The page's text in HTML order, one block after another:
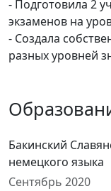
- Подготовила 2
экзаменов на
- Создала
разных уровней
Бакинский
немецкого языка
Сентябрь 2020